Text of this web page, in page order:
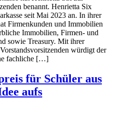
benannt. Henrietta Six
seit Mai 2023 an. In ihrer
Firmenkunden und Immobilien
Immobilien, Firmen- und
sowie Treasury. Mit ihrer
würdigt der
fachliche […]
für Schüler aus
aufs